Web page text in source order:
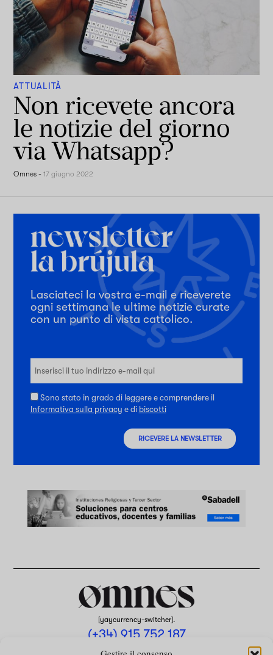
ATTUALITÀ
Non ricevete ancora
le notizie del giorno
via Whatsapp?
Omnes -17 giugno 2022
Lasciateci la vostra e-mail e riceverete
ogni settimana le ultime notizie curate
con un punto di vista cattolico.
Sono stato in grado di leggere e comprendere il
Informativa sulla privacy e di biscotti
RICEVERE LA NEWSLETTER
[yaycurrency-switcher].
(+34) 915 752 187